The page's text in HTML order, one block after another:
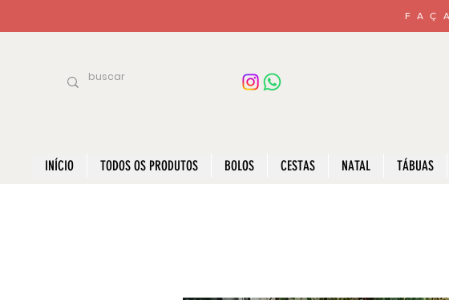
INÍCIO TODOS OS PRODUTOS BOLOS CESTAS NATAL TÁBUAS